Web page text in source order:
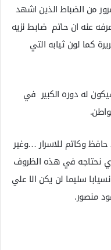
من الضباط الذين اشهد
عنه ان حاتم ضابط نزيه
كما لون ثيابه التي
له دوره الكبير في
وكاتم للاسرار …وغير
نحتاجه في هذه الظروف
سليما لن يكن الا علي
منصور.